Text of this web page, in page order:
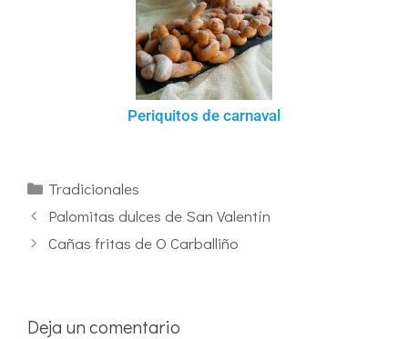
Periquitos de carnaval
Tradicionales
Palomitas dulces de San Valentín
Cañas fritas de O Carballiño
Deja un comentario